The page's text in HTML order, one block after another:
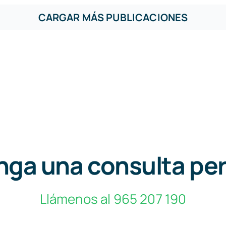
CARGAR MÁS PUBLICACIONES
una consulta
Llámenos al 965 207 190